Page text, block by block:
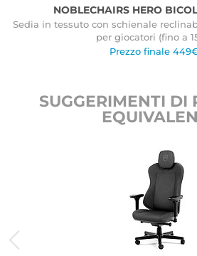
NOBLECHAIRS HERO
Sedia in tessuto con schienale
per giocatori (fino a
Prezzo finale
SUGGERIMENTI DI